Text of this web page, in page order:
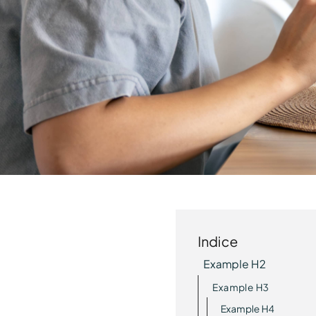
Indice
Example H2
Example H3
Example H4